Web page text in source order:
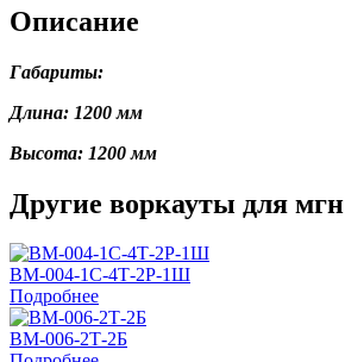
Описание
Габариты:
Длина: 1200 мм
Высота: 1200 мм
Другие воркауты для мгн
ВМ-004-1С-4Т-2Р-1Ш
Подробнее
ВМ-006-2Т-2Б